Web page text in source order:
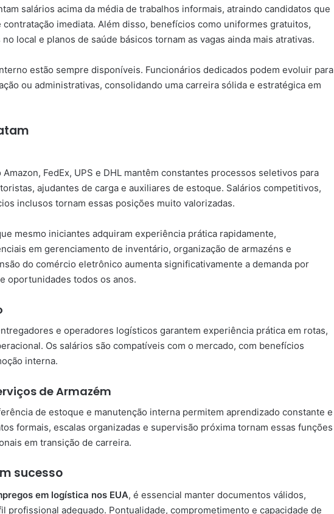
salários acima da média de trabalhos informais, atraindo candidatos que
imediata. Além disso, benefícios como uniformes gratuitos,
local e planos de saúde básicos tornam as vagas ainda mais atrativas.
estão sempre disponíveis. Funcionários dedicados podem evoluir para
ou administrativas, consolidando uma carreira sólida e estratégica em
FedEx, UPS e DHL mantêm constantes processos seletivos para
ajudantes de carga e auxiliares de estoque. Salários competitivos,
inclusos tornam essas posições muito valorizadas.
mesmo iniciantes adquiram experiência prática rapidamente,
em gerenciamento de inventário, organização de armazéns e
do comércio eletrônico aumenta significativamente a demanda por
oportunidades todos os anos.
e operadores logísticos garantem experiência prática em rotas,
Os salários são compatíveis com o mercado, com benefícios
interna.
de Armazém
de estoque e manutenção interna permitem aprendizado constante e
formais, escalas organizadas e supervisão próxima tornam essas funções
em transição de carreira.
sucesso
em logística nos EUA, é essencial manter documentos válidos,
profissional adequado. Pontualidade, comprometimento e capacidade de